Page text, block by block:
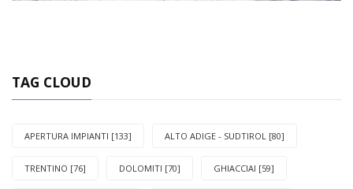
TAG CLOUD
APERTURA IMPIANTI [133] ALTO ADIGE - SUDTIROL [80]
TRENTINO [76] DOLOMITI [70] GHIACCIAI [59]